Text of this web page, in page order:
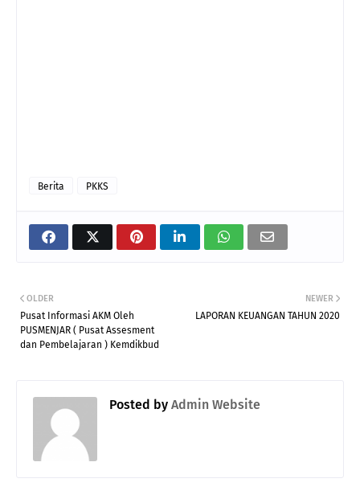
Berita PKKS
NEWER
LAPORAN KEUANGAN TAHUN 2020
OLDER
Pusat Informasi AKM Oleh
PUSMENJAR ( Pusat Assesment
dan Pembelajaran ) Kemdikbud
Posted by Admin Website